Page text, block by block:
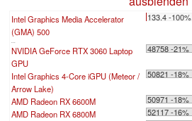
Intel Graphics Media Accelerator
(GMA) 500
133.4 -100%
...
NVIDIA GeForce RTX 3060 Laptop
GPU
48758 -21%
Intel Graphics 4-Core iGPU (Meteor /
Arrow Lake)
50821 -18%
AMD Radeon RX 6600M
50971 -18%
AMD Radeon RX 6800M
52117 -16%